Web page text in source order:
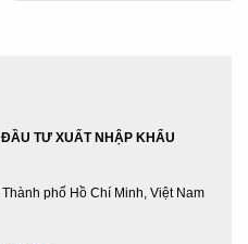
TƯ XUẤT NHẬP KHẨU
phố Hồ Chí Minh, Việt Nam